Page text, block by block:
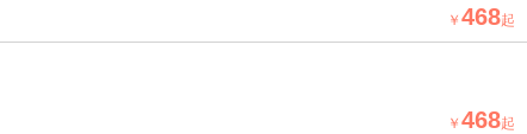
￥ 468起
￥ 468起